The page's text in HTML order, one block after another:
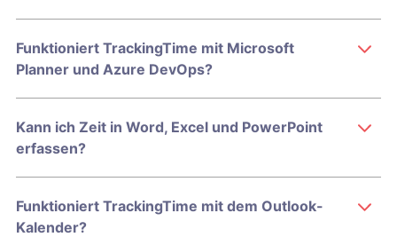
Funktioniert TrackingTime mit Microsoft
Planner und Azure DevOps?
Kann ich Zeit in Word, Excel und PowerPoint
erfassen?
Funktioniert TrackingTime mit dem Outlook-
Kalender?